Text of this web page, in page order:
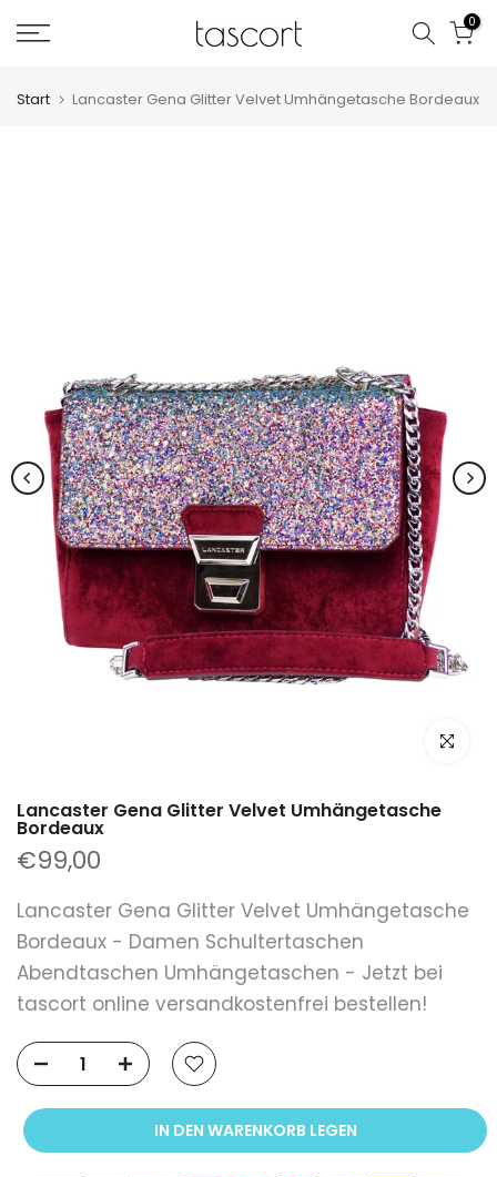
Zum
springen
0
Start Lancaster Gena Glitter Velvet Umhängetasche Bordeaux
klicken
Lancaster Gena Glitter Velvet Umhängetasche
Bordeaux
€99,00
Lancaster Gena Glitter Velvet Umhängetasche
Bordeaux - Damen Schultertaschen
Abendtaschen Umhängetaschen - Jetzt bei
tascort online versandkostenfrei bestellen!
IN DEN WARENKORB LEGEN